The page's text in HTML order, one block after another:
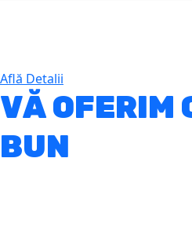
Află Detalii
VĂ OFERIM
BUN